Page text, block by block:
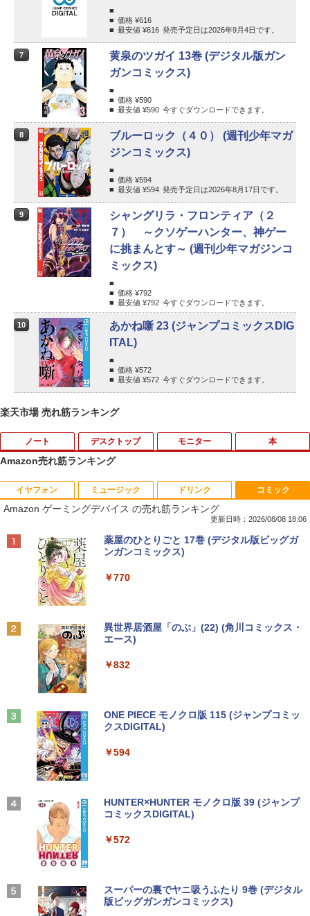
価格 ¥616
最安値 ¥616 発売予定日は2026年9月4日です。
7
黄泉のツガイ 13巻 (デジタル版ガン
ガンコミックス)
価格 ¥590
最安値 ¥590 今すぐダウンロードできます。
8
ブルーロック（４０） (週刊少年マガ
ジンコミックス)
価格 ¥594
最安値 ¥594 発売予定日は2026年8月17日です。
9
シャングリラ・フロンティア（２
７） ～クソゲーハンター、神ゲー
に挑まんとす～ (週刊少年マガジンコ
ミックス)
価格 ¥792
最安値 ¥792 今すぐダウンロードできます。
10
あかね噺 23 (ジャンプコミックスDIG
ITAL)
価格 ¥572
最安値 ¥572 今すぐダウンロードできます。
楽天市場 売れ筋ランキング
ノート
1
【★最大100%ポイント】【新生活応援・
2026】【Office 2019 H&B】富士通 MU
937/Celeron 3865U/メモリ:4GB/8GB/S
フルHD/wifi/HDMI/USB3.0/中古 ノート
パソコン/モバイルPC/Windows11
￥9,999
LTE対応 中古美品 / タッチ 10.5インチ M
icrosoft Surface GO2 Model.1927 フル
Y/ 8GB/ 爆速NVMe 128GB-SSD/ カメラ/
￥20,990
OOK DYNABOOK B65/DN SSD256GB
メモリ8GB Core i5 Windows 11 Pro 中
トパソコン 中古パソコン ノートパソコン
デスクトップ
1
中古パソコン | Dell | OptiPlex 3070 SFF
| Windows11 | デスクトップ | 一年保証 |
第9世代 | Core i5 9500 3.0(〜最大4.4)G
Dマルチ | 無線LAN:なし | Win11Pro64Bi
t | VGA追加モデル
￥34,980
【エントリーでポイント100％還元チャ
ンス】GMKtec G10 ミニPC【AMD Ryz
1T SSD】4C/8T 3.7GHz 64GB 16T拡張
り高性能
0世代 Core i5 メモリ16GB Nvme M.2 S
SD 512GB Office付き Webカメラ WiFi
ン
モニター
1
引き出し付きモニター台(NM01 ミドルブ
ラウン) 【玄関先迄納品】 ニトリ
￥2,990
EIZO IIYAMA 三菱 富士通 NEC IO-DATA
Dell HP PHILIPS等 液晶ディスプレイ
Yoothi 互換品 液晶 15.6インチ N156BG
4 NT156WHM-N35 NT156WHM-N40 NT
ル
還元！】PCモニター 液晶ディスプレイ 2
4インチ VA FHD 1080P フルHD 非光沢
本
1
MAZZEL 1st photobook with ZEAL [
MAZZEL ]
￥4,950
ィーメンバーと世界に復讐＆『ざま
ぁ！』します！【電子書籍】
￥792
【漫画全巻セット】【中古】NARUTO
（ナルト） ＜1〜72巻完結＞ 岸本斉史
￥20,750
【いたわりセット付き】1年をおいしくす
こやかに過ごす養生手帳2027 （インプレ
【中古】HUNTER×HUNTER(ハンターハ
Amazon売れ筋ランキング
イヤフォン
Anker Soundcore P40i オフホワイト
Anker Soundcore P31i ブラック
Anker Soundcore Liberty 5 ミッドナイトブ
ラック
￥14,990
【2026年アップグレード版】AOKIMI ワイヤ
レスイヤホン bluetooth イヤホン V12 小型
るーとゅーす コードレス ENCノイズキャン
￥1,964
ミュージック
BRUCE WAYNE feat. Flo Milli, ATL Jacob
[Explicit]
￥250
BRUCE WAYNE feat. Flo Milli, ATL Jacob
[Explicit]
￥250
On My Road (Stadium ver.)
On My Road (Stadium ver.)
BUGS LIFE
ドリンク
by Amazon 天然水 ラベルレス 500ml ×24本
富士山の天然水 バナジウム含有 水 ミネラル
ットル (Smart Basic)
【Amazon.co.jp限定】 い・ろ・は・す 2L P
by Amazon 天然水ラベルレス 2L×9本
￥1,117
by Amazon 炭酸水 ラベルレス 500ml ×24本
art Basic)
【Amazon.co.jp限定】 伊藤園 磨かれて、澄
コミック
Amazon ゲーミングデバイス の売れ筋ランキング
更新日時：2026/08/08 18:06
薬屋のひとりごと 17巻 (デジタル版ビッグガ
ンガンコミックス)
￥770
異世界居酒屋「のぶ」(22) (角川コミックス・
エース)
￥832
ONE PIECE モノクロ版 115 (ジャンプコミッ
クスDIGITAL)
￥594
HUNTER×HUNTER モノクロ版 39 (ジャンプ
コミックスDIGITAL)
￥572
スーパーの裏でヤニ吸うふたり 9巻 (デジタル
版ビッグガンガンコミックス)